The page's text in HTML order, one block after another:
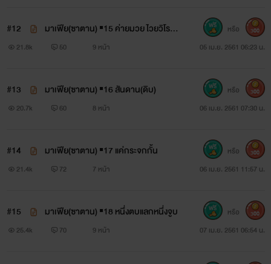
#12
มาเฟีย(ซาตาน) ▪15 ค่ายมวย ไวยวิโรจ
21.8k 50 9 หน้า 05 เม.ย. 2561 06:23 น.
หรือ 300
#13 มาเฟีย(ซาตาน) ▪16 สันดาน(ดิบ)
20.7k 60 8 หน้า 06 เม.ย. 2561 07:30 น.
หรือ 300
#14 มาเฟีย(ซาตาน) ▪17 แค่กระจกกั้น
21.4k 72 7 หน้า 06 เม.ย. 2561 11:57 น.
หรือ 300
#15 มาเฟีย(ซาตาน) ▪18 หนึ่งตบแลกหนึ่งจูบ
25.4k 70 9 หน้า 07 เม.ย. 2561 06:54 น.
หรือ 300